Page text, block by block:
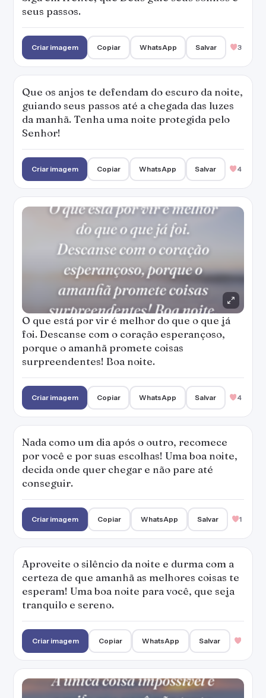
seus passos.
Criar imagem Copiar WhatsApp Salvar 3
Que os anjos te defendam do escuro da noite,
guiando seus passos até a chegada das luzes
da manhã. Tenha uma noite protegida pelo
Senhor!
Criar imagem Copiar WhatsApp Salvar 4
O que está por vir é melhor do que o que já
foi. Descanse com o coração esperançoso,
porque o amanhã promete coisas
surpreendentes! Boa noite.
Criar imagem Copiar WhatsApp Salvar 4
Nada como um dia após o outro, recomece
por você e por suas escolhas! Uma boa noite,
decida onde quer chegar e não pare até
conseguir.
Criar imagem Copiar WhatsApp Salvar 1
Aproveite o silêncio da noite e durma com a
certeza de que amanhã as melhores coisas te
esperam! Uma boa noite para você, que seja
tranquilo e sereno.
Criar imagem Copiar WhatsApp Salvar